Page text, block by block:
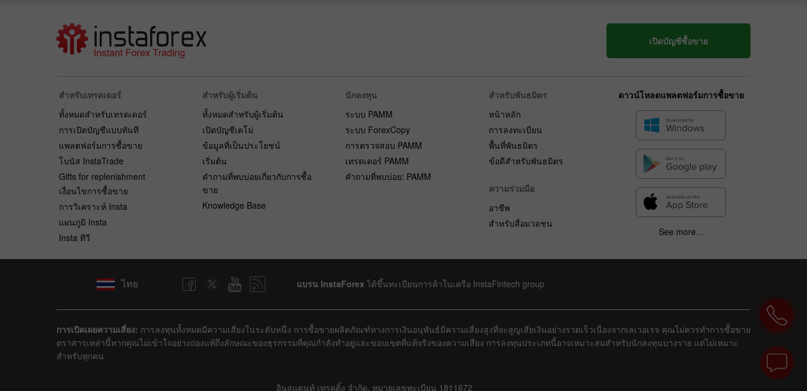
เปิดบัญชีซื้อขาย
สำหรับเทรดเดอร์
ทั้งหมดสำหรับเทรดเดอร์
การเปิดบัญชีแบบทันที
แพลตฟอร์มการซื้อขาย
โบนัส InstaTrade
Gifts for replenishment
เงื่อนไขการซื้อขาย
การวิเคราะห์ Insta
แผนภูมิ Insta
Insta ทีวี
สำหรับผู้เริ่มต้น
ทั้งหมดสำหรับผู้เริ่มต้น
เปิดบัญชีเดโม่
ข้อมูลที่เป็นประโยชน์
เริ่มต้น
คำถามที่พบบ่อยเกี่ยวกับการซื้อ
ขาย
Knowledge Base
นักลงทุน
ระบบ PAMM
ระบบ ForexCopy
การตรวจสอบ PAMM
เทรดเดอร์ PAMM
คำถามที่พบบ่อย: PAMM
สำหรับพันธมิตร
หน้าหลัก
การลงทะเบียน
พื้นที่พันธมิตร
ข้อดีสำหรับพันธมิตร
ความร่วมมือ
อาชีพ
สำหรับสื่อมวลชน
ดาวน์โหลดแพลตฟอร์มการซื้อขาย
See more...
ไทย แบรน InstaForex ได้ขึ้นทะเบียนการค้าในเครือ InstaFintech group
การเปิดเผยความเสี่ยง: การลงทุนทั้งหมดมีความเสี่ยงในระดับหนึ่ง การซื้อขายผลิตภัณฑ์ทางการเงินอนุพันธ์มีความเสี่ยงสูงที่จะสูญเสียเงินอย่างรวดเร็วเนื่องจากเลเวอเรจ คุณไม่ควรทำการซื้อขาย
ตราสารเหล่านี้หากคุณไม่เข้าใจอย่างถ่องแท้ถึงลักษณะของธุรกรรมที่คุณกำลังทำอยู่และขอบเขตที่แท้จริงของความเสี่ยง การลงทุนประเภทนี้อาจเหมาะสมสำหรับนักลงทุนบางราย แต่ไม่เหมาะ
สำหรับทุกคน
อินสแตนท์ เทรดดิ้ง จำกัด, หมายเลขทะเบียน 1811672